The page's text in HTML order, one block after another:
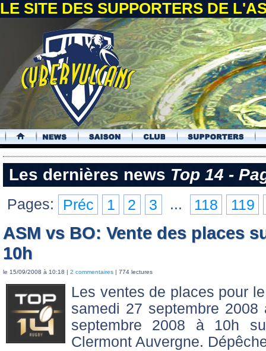
LE SITE DES SUPPORTERS DE
.
Les dernières news Top 14 -
Pages: Préc 1 2 3 ... 118 119
ASM vs BO: Vente des places
10h
le 15/09/2008 à 10:18 | 2 commentaires | 774 lectures
Les ventes de places pour
samedi 27 septembre
septembre 2008 à 10h
Clermont Auvergne.